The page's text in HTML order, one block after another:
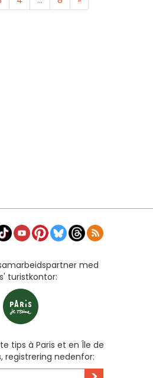
med
turistkontor:
tips à Paris et en Île de
registrering nedenfor: